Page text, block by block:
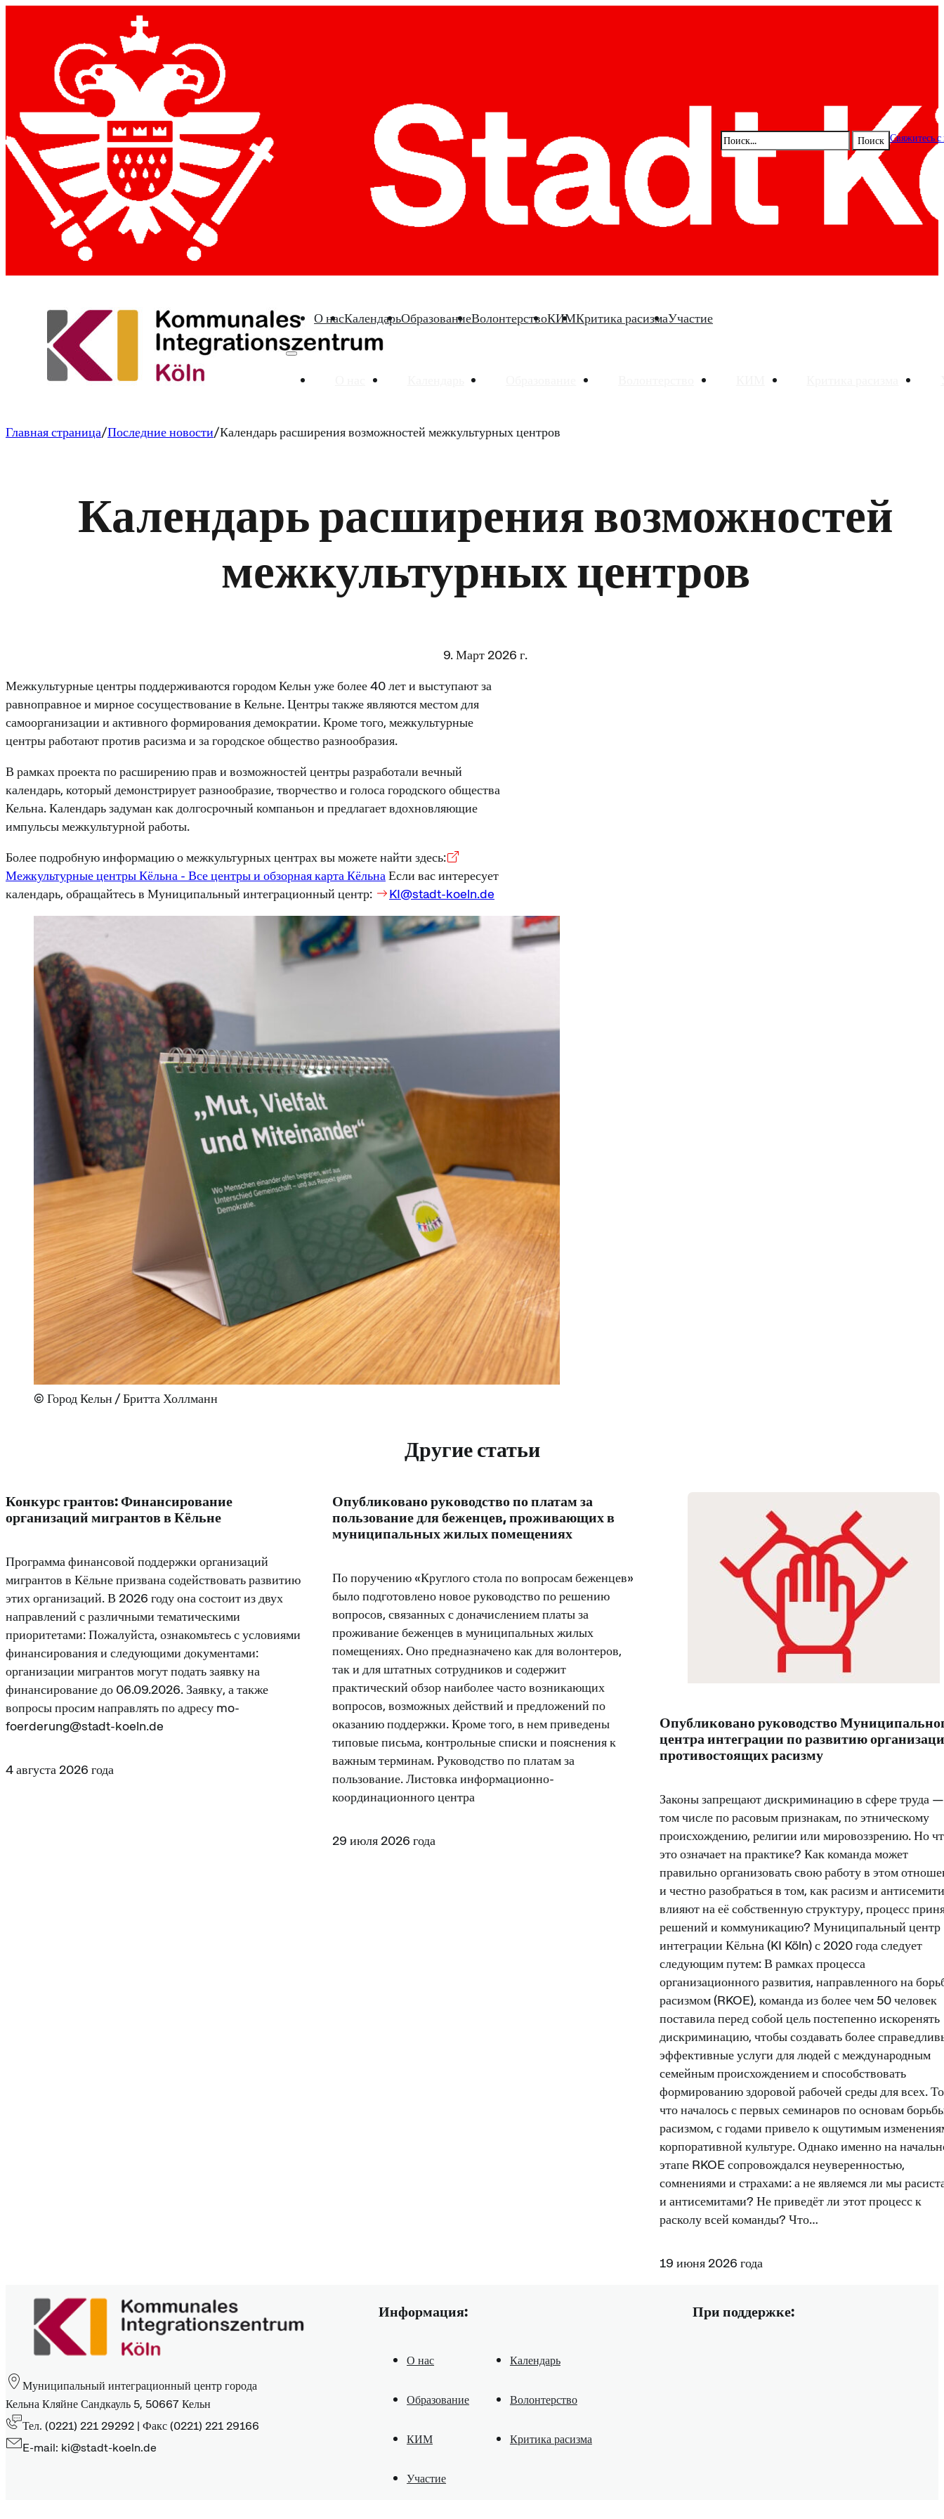
Поиск Поиск Свяжитесь
О насКалендарьОбразованиеВолонтерствоКИМКритика расизмаУчастие
Главная страница Последние новости Календарь расширения возможностей межкультурных центров
Календарь расширения возможностей
межкультурных центров
9. Март 2026 г.
Межкультурные центры поддерживаются городом Кельн уже более 40 лет и выступают за
равноправное и мирное сосуществование в Кельне. Центры также являются местом для
самоорганизации и активного формирования демократии. Кроме того, межкультурные
центры работают против расизма и за городское общество разнообразия.
В рамках проекта по расширению прав и возможностей центры разработали вечный
календарь, который демонстрирует разнообразие, творчество и голоса городского общества
Кельна. Календарь задуман как долгосрочный компаньон и предлагает вдохновляющие
импульсы межкультурной работы.
Более подробную информацию о межкультурных центрах вы можете найти здесь:
Межкультурные центры Кёльна - Все центры и обзорная карта КёльнаЕсли вас интересует
календарь, обращайтесь в Муниципальный интеграционный центр:
KI@stadt-koeln.de
Город Кельн / Бритта Холлманн
Другие статьи
Конкурс грантов: Финансирование
организаций мигрантов в Кёльне
Программа финансовой поддержки организаций
мигрантов в Кёльне призвана содействовать развитию
этих организаций. В 2026 году она состоит из двух
направлений с различными тематическими
приоритетами: Пожалуйста, ознакомьтесь с условиями
финансирования и следующими документами:
организации мигрантов могут подать заявку на
финансирование до 06.09.2026. Заявку, а также
вопросы просим направлять по адресу mo-
foerderung@stadt-koeln.de
4 августа 2026 года
Опубликовано руководство по платам за
пользование для беженцев, проживающих в
муниципальных жилых помещениях
По поручению «Круглого стола по вопросам беженцев»
было подготовлено новое руководство по решению
вопросов, связанных с доначислением платы за
проживание беженцев в муниципальных жилых
помещениях. Оно предназначено как для волонтеров,
так и для штатных сотрудников и содержит
практический обзор наиболее часто возникающих
вопросов, возможных действий и предложений по
оказанию поддержки. Кроме того, в нем приведены
типовые письма, контрольные списки и пояснения к
важным терминам. Руководство по платам за
пользование. Листовка информационно-
координационного центра
29 июля 2026 года
Опубликовано руководство
центра интеграции по развитию
противостоящих расизму
Законы запрещают дискриминацию в сфере труда
том числе по расовым признакам, по этническому
происхождению, религии или мировоззрению. Но
это означает на практике? Как команда может
правильно организовать свою работу в этом
и честно разобраться в том, как расизм и
влияют на её собственную структуру, процесс
решений и коммуникацию? Муниципальный центр
интеграции Кёльна (KI Köln) с 2020 года следует
следующим путем: В рамках процесса
организационного развития, направленного на
расизмом (RKOE), команда из более чем 50 человек
поставила перед собой цель постепенно искоренять
дискриминацию, чтобы создавать более
эффективные услуги для людей с международным
семейным происхождением и способствовать
формированию здоровой рабочей среды для всех.
что началось с первых семинаров по основам
расизмом, с годами привело к ощутимым
корпоративной культуре. Однако именно на
этапе RKOE сопровождался неуверенностью,
сомнениями и страхами: а не являемся ли мы
и антисемитами? Не приведёт ли этот процесс к
расколу всей команды? Что…
19 июня 2026 года
Муниципальный интеграционный центр города
Кельна Кляйне Сандкауль 5, 50667 Кельн
Тел. (0221) 221 29292 | Факс (0221) 221 29166
E-mail: ki@stadt-koeln.de
Информация:
О нас Календарь
Образование Волонтерство
КИМ Критика расизма
Участие
При поддержке: